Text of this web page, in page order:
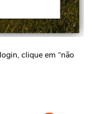
clique em “não